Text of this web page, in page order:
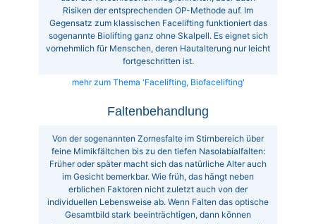
Risiken der entsprechenden OP-Methode auf. Im
Gegensatz zum klassischen Facelifting funktioniert das
sogenannte Biolifting ganz ohne Skalpell. Es eignet sich
vornehmlich für Menschen, deren Hautalterung nur leicht
fortgeschritten ist.
mehr zum Thema 'Facelifting, Biofacelifting'
Faltenbehandlung
Von der sogenannten Zornesfalte im Stirnbereich über
feine Mimikfältchen bis zu den tiefen Nasolabialfalten:
Früher oder später macht sich das natürliche Alter auch
im Gesicht bemerkbar. Wie früh, das hängt neben
erblichen Faktoren nicht zuletzt auch von der
individuellen Lebensweise ab. Wenn Falten das optische
Gesamtbild stark beeinträchtigen, dann können